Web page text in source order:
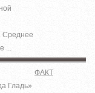
Среднее
...
Гладь»
ФАКТ